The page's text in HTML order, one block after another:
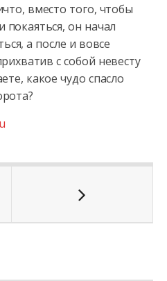
вместо того, чтобы
он начал
а после и вовсе
с собой невесту
какое чудо спасло